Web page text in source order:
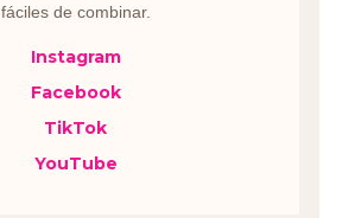
fáciles de combinar.
Instagram
Facebook
TikTok
YouTube